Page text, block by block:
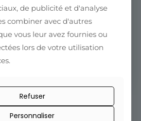
de publicité et d'analyse
combiner avec d'autres
vous leur avez fournies ou
lors de votre utilisation
Refuser
Personnaliser